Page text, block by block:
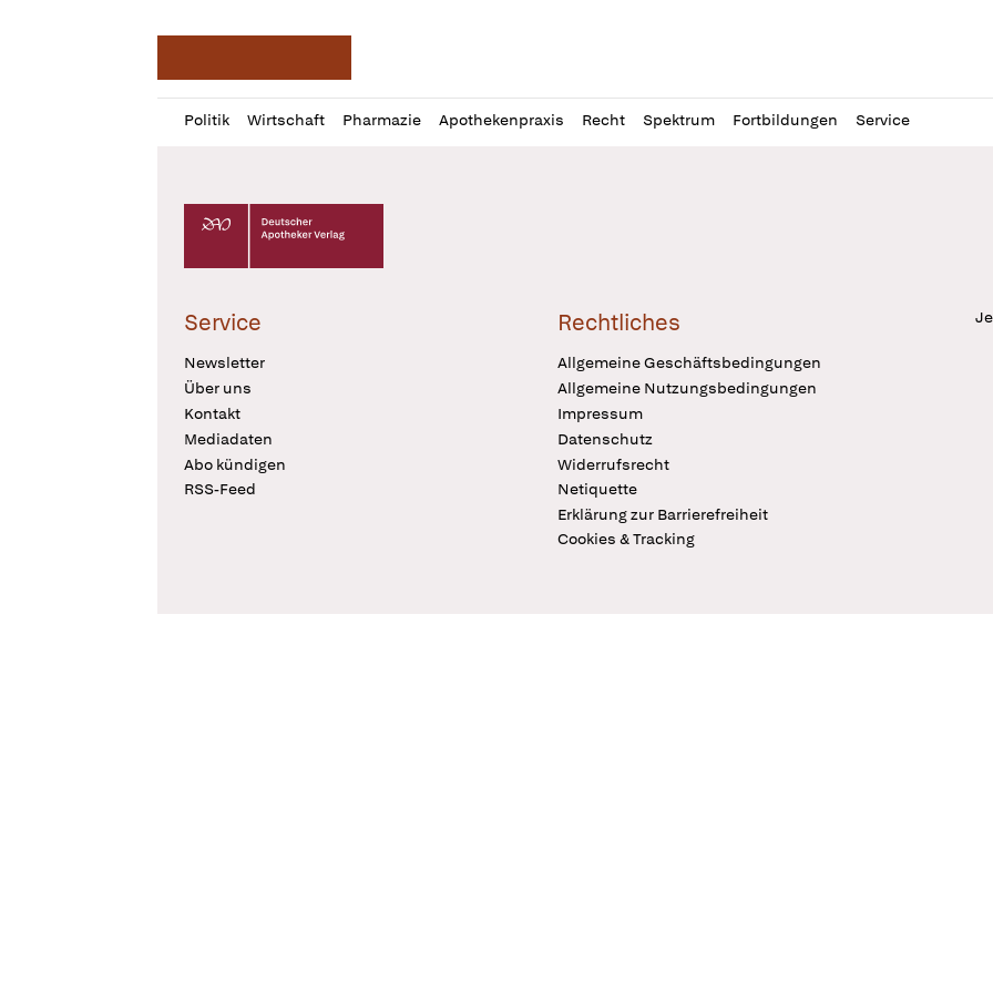
Politik Wirtschaft Pharmazie Apothekenpraxis Recht Spektrum Fortbildungen Service
Profil
öffnen
Daz
Pur
Deutscher Apotheker Verlag Logo
Service
Newsletter
Über uns
Kontakt
Mediadaten
Abo kündigen
RSS-Feed
Rechtliches
Allgemeine Geschäftsbedingungen
Allgemeine Nutzungsbedingungen
Impressum
Datenschutz
Widerrufsrecht
Netiquette
Erklärung zur Barrierefreiheit
Cookies & Tracking